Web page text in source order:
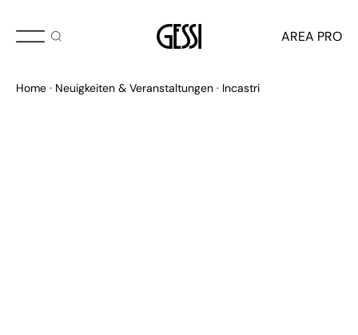
AREA PRO
Home Neuigkeiten & Veranstaltungen Incastri
MAI 2024